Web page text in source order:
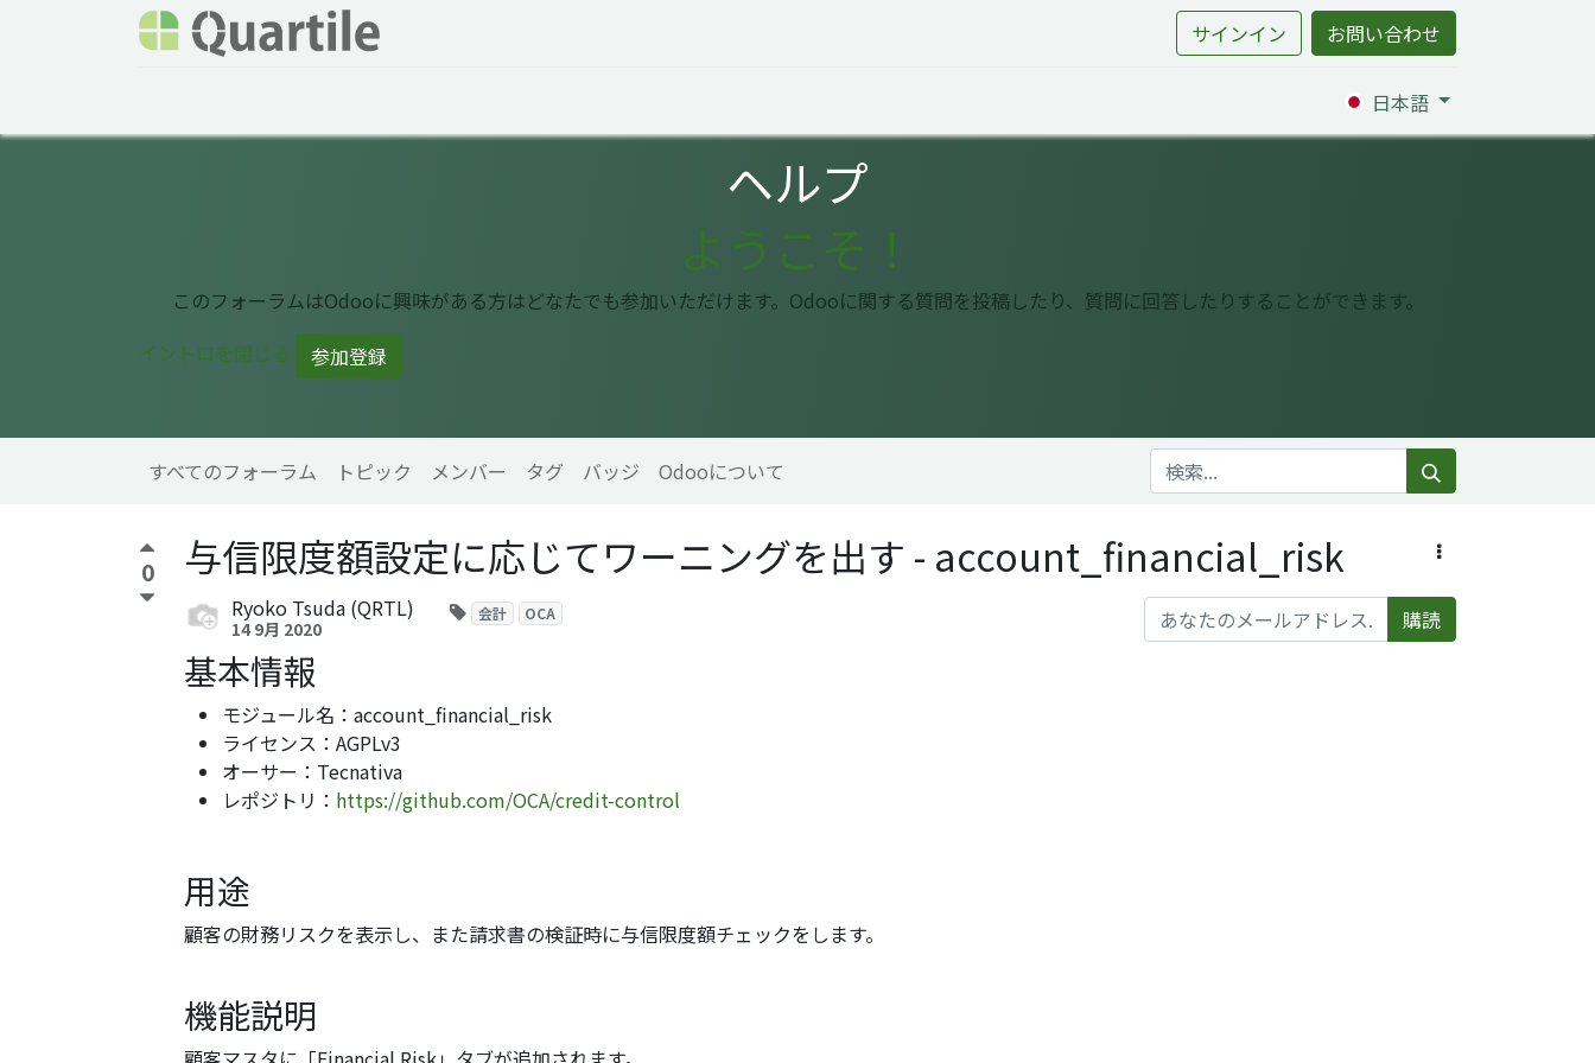
サインイン お問い合わせ
日本語
ヘルプ
ようこそ！
このフォーラムはOdooに興味がある方はどなたでも参加いただけます。Odooに関する質問を投稿したり、質問に回答したりすることができます。
イントロを閉じる
参加登録
すべてのフォーラム トピック メンバー タグ バッジ Odooについて
0 与信限度額設定に応じてワーニングを出す - account_financial_risk
Ryoko Tsuda (QRTL)
14 9月 2020 購読
会計 OCA
基本情報
モジュール名：account_financial_risk
ライセンス：AGPLv3
オーサー：Tecnativa
レポジトリ： https://github.com/OCA/credit-control
用途
顧客の財務リスクを表示し、また請求書の検証時に与信限度額チェックをします。
機能説明